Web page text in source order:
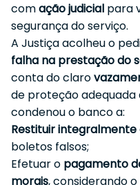
comação judicial para
segurança do serviço.
A Justiça acolheu o
falha na prestação do
conta do claro
de proteção adequada
condenou o banco a:
Restituir
boletos falsos;
Efetuar o pagamento
morais, considerando